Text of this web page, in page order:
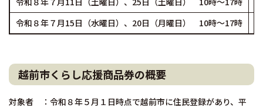
令和８年７月15日（水曜日）、20日（月曜日） 10時～17時
越前市くらし応援商品券の概要
対象者 ：令和８年５月１日時点で越前市に住民登録があり、平